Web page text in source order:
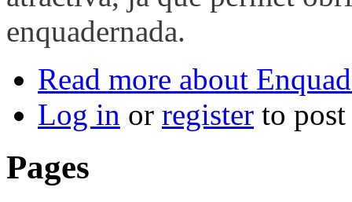
enquadernada.
Read more about
Log in or register to
Pages